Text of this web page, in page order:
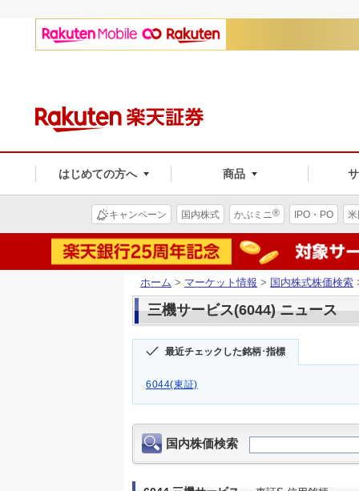
はじめての方へ 商品
キャンペーン 国内株式 かぶミニ® IPO・PO
ホーム > マーケット情報 > 国内株式株価検索
三機サービス(6044) ニュース
最近チェックした銘柄･指標
6044(東証)